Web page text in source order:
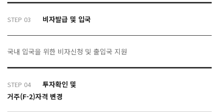
STEP 03 비자발급 및 입국
국내 입국을 위한 비자신청 및 출입국 지원
STEP 04
투자확인 및
거주(F-2)자격 변경